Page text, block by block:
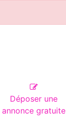
Déposer une
annonce gratuite